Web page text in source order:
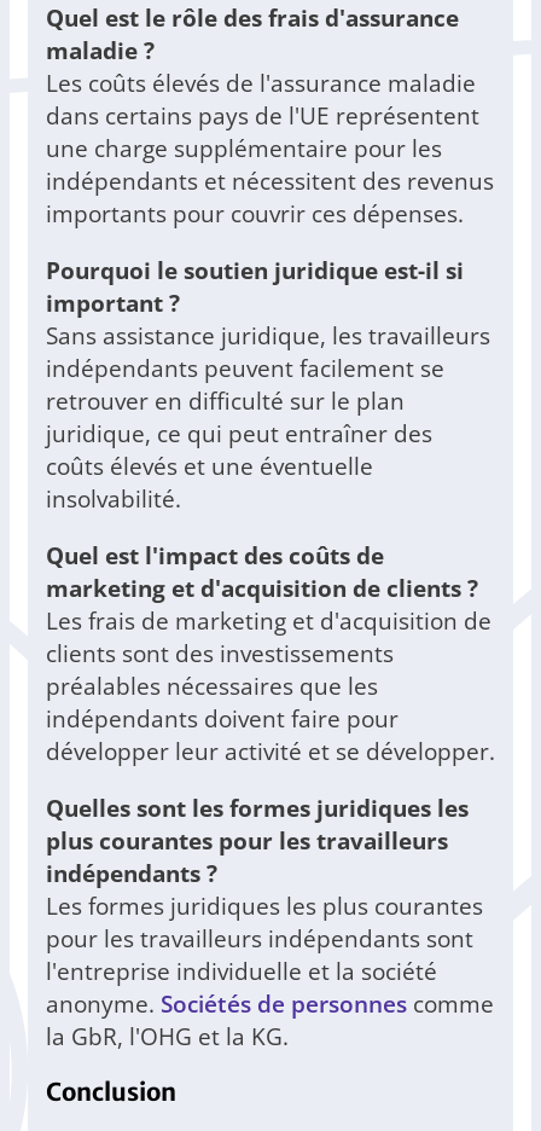
Quel est le rôle des frais d'assurance
maladie ?
Les coûts élevés de l'assurance maladie
dans certains pays de l'UE représentent
une charge supplémentaire pour les
indépendants et nécessitent des revenus
importants pour couvrir ces dépenses.
Pourquoi le soutien juridique est-il si
important ?
Sans assistance juridique, les travailleurs
indépendants peuvent facilement se
retrouver en difficulté sur le plan
juridique, ce qui peut entraîner des
coûts élevés et une éventuelle
insolvabilité.
Quel est l'impact des coûts de
marketing et d'acquisition de clients ?
Les frais de marketing et d'acquisition de
clients sont des investissements
préalables nécessaires que les
indépendants doivent faire pour
développer leur activité et se développer.
Quelles sont les formes juridiques les
plus courantes pour les travailleurs
indépendants ?
Les formes juridiques les plus courantes
pour les travailleurs indépendants sont
l'entreprise individuelle et la société
anonyme. Sociétés de personnes comme
la GbR, l'OHG et la KG.
Conclusion